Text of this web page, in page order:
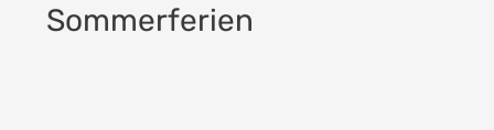
Sommerferien